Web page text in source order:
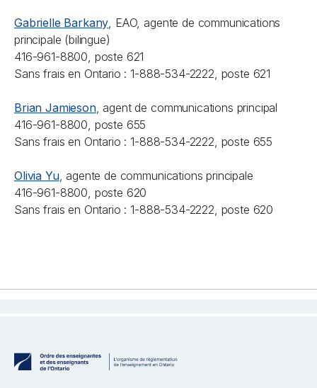
Gabrielle Barkany, EAO, agente de communications
principale (bilingue)
416-961-8800, poste 621
Sans frais en Ontario : 1-888-534-2222, poste 621
Brian Jamieson, agent de communications principal
416-961-8800, poste 655
Sans frais en Ontario : 1-888-534-2222, poste 655
Olivia Yu, agente de communications principale
416-961-8800, poste 620
Sans frais en Ontario : 1-888-534-2222, poste 620